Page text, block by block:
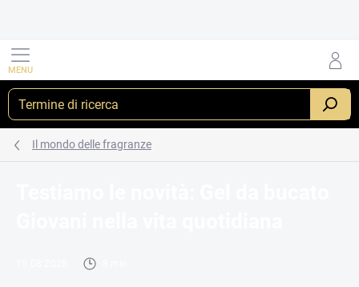
RICERCA
Il mondo delle fragranze